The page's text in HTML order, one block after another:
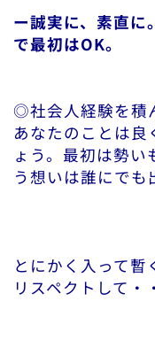
ー誠実に、素直に
で最初はOK。
◎社会人経験を積
あなたのことは良
ょう。最初は勢
う想いは誰にでも
とにかく入って暫
リスペクトして・